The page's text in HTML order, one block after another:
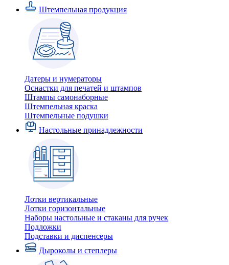
Штемпельная продукция
Датеры и нумераторы
Оснастки для печатей и штампов
Штампы самонаборные
Штемпельная краска
Штемпельные подушки
Настольные принадлежности
Лотки вертикальные
Лотки горизонтальные
Наборы настольные и стаканы для ручек
Подложки
Подставки и диспенсеры
Дыроколы и степлеры